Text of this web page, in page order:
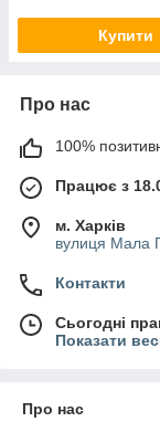
Купити
Про нас
100%
Працює з
м. Харків
вулиця Мала
Контакти
Сьогодні
Показати
Про нас